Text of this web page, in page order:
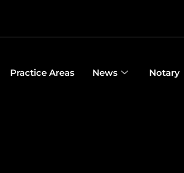
Practice Areas News Notary